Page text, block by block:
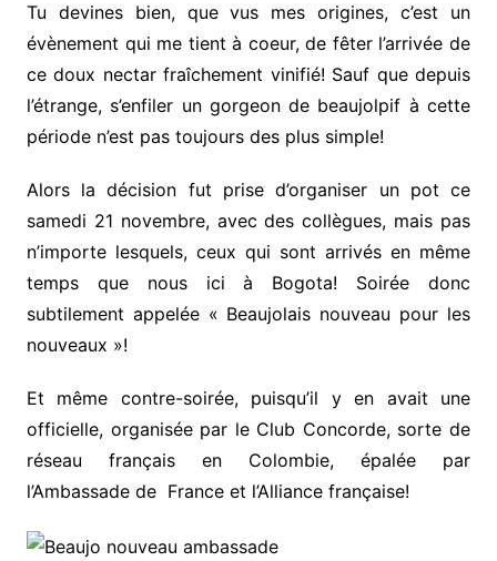
Tu devines bien, que vus mes origines, c’est un
évènement qui me tient à coeur, de fêter l’arrivée de
ce doux nectar fraîchement vinifié! Sauf que depuis
l’étrange, s’enfiler un gorgeon de beaujolpif à cette
période n’est pas toujours des plus simple!
Alors la décision fut prise d’organiser un pot ce
samedi 21 novembre, avec des collègues, mais pas
n’importe lesquels, ceux qui sont arrivés en même
temps que nous ici à Bogota! Soirée donc
subtilement appelée « Beaujolais nouveau pour les
nouveaux »!
Et même contre-soirée, puisqu’il y en avait une
officielle, organisée par le Club Concorde, sorte de
réseau français en Colombie, épalée par
l’Ambassade de France et l’Alliance française!